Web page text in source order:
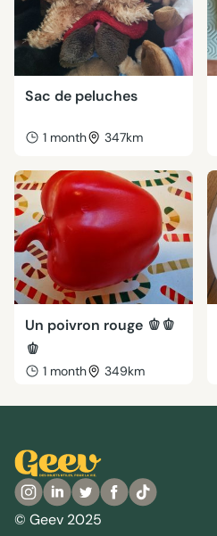
Sac de peluches
1 month 347km
Un poivron rouge 🫑🫑
🫑
1 month 349km
© Geev 2025